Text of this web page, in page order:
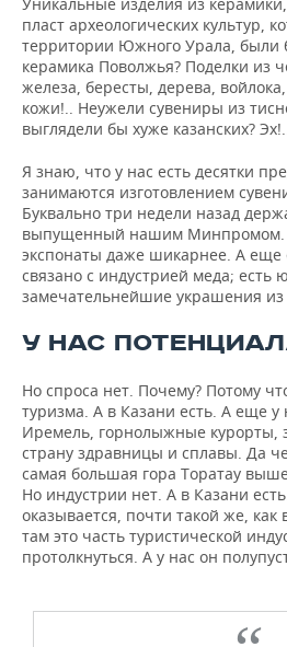
пласт археологических культур,
территории Южного Урала, были
керамика Поволжья? Поделки из
железа, бересты, дерева,
кожи!.. Неужели сувениры из
выглядели бы хуже казанских?
Я знаю, что у нас есть десятки
занимаются изготовлением
Буквально три недели назад
выпущенный нашим Минпромом.
экспонаты даже шикарнее. А еще
связано с индустрией меда; есть
замечательнейшие украшения
У НАС
Но спроса нет. Почему? Потому
туризма. А в Казани есть. А еще
Иремель, горнолыжные курорты,
страну здравницы и сплавы. Да
самая большая гора Торатау
Но индустрии нет. А в Казани
оказывается, почти такой же,
там это часть туристической
протолкнуться. А у нас он